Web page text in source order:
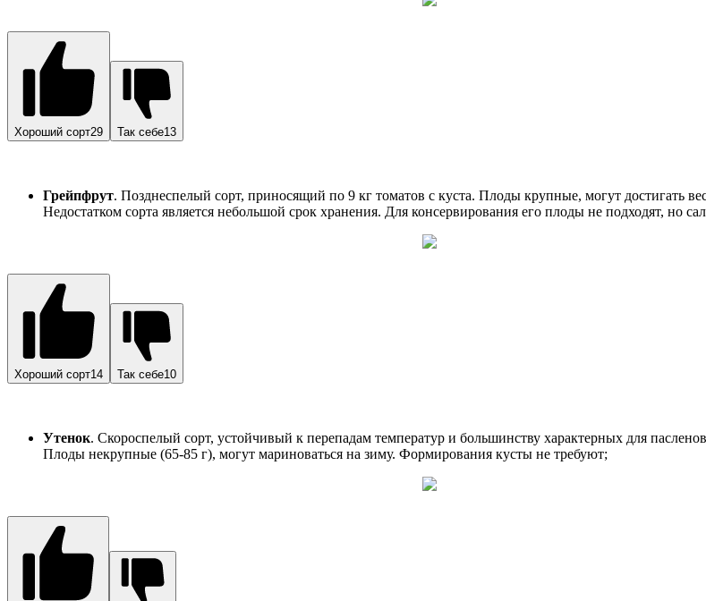
Хороший сорт29 Так себе13
Грейпфрут. Позднеспелый сорт, приносящий по 9 кг томатов с куста. Плоды крупные, могут достигать
Недостатком сорта является небольшой срок хранения. Для консервирования его плоды не подходят, но
Хороший сорт14 Так себе10
Утенок. Скороспелый сорт, устойчивый к перепадам температур и большинству характерных для
Плоды некрупные (65-85 г), могут мариноваться на зиму. Формирования кусты не требуют;